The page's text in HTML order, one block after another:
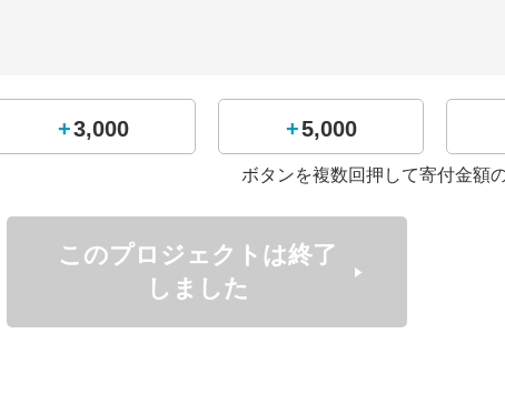
連携し、毎週火曜日にはキッズスクールのボランティアをし
+3,000 +5,000
ボタンを複数回押して寄付金額
このプロジェクトは終了
しました